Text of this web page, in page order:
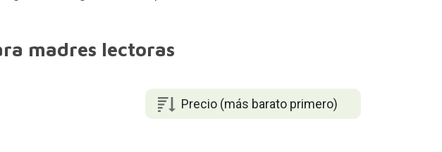
madres lectoras
Precio (más barato primero)